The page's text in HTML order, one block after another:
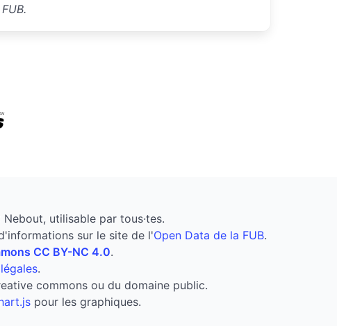
utilisable par tous·tes.
sur le site de l'Open Data de la FUB.
CC BY-NC 4.0.
.
commons ou du domaine public.
pour les graphiques.